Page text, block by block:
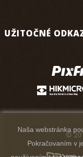
UŽITOČNÉ
Naša webstránka
Pokračovaním v
©